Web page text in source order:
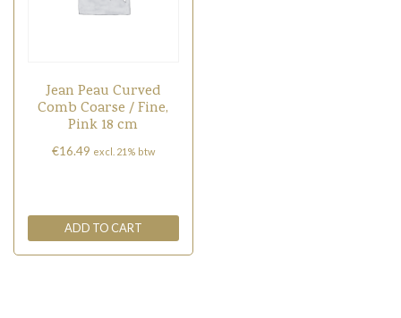
Jean Peau Curved
Comb Coarse / Fine,
Pink 18 cm
€16.49 excl. 21% btw
ADD TO CART